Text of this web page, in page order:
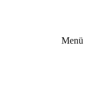
Menü